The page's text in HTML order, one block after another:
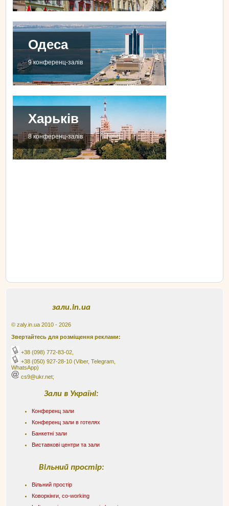
Одеса
9 конференц-залів
Харьків
8 конференц-залів
зали.in.ua
© zaly.in.ua 2010 - 2026
Звертайтесь для розміщення реклами:
+38 (098) 772-83-02
+38 (050) 927-28-10 (Viber, Telegram,
WhatsApp)
cs9@ukr.net;
Зали в Україні:
Конференц зали
Конференц зали в готелях
Банкетні зали
Виставкові центри та зали
Вільний простір:
Вільний простір
Коворкінги, co-working